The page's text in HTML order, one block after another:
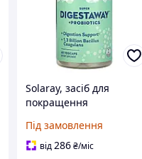
Solaray, засіб для
покращення
пробіотики, 60 капсул
VegCap
Під замовлення
від286 ₴/міс